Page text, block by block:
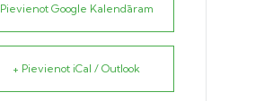
Pievienot Google Kalendāram
+ Pievienot iCal / Outlook